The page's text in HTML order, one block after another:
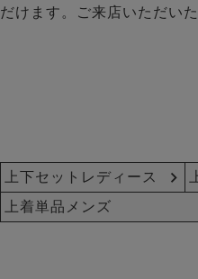
だけます。ご来店いただい
上下セットレディース
上着単品メンズ